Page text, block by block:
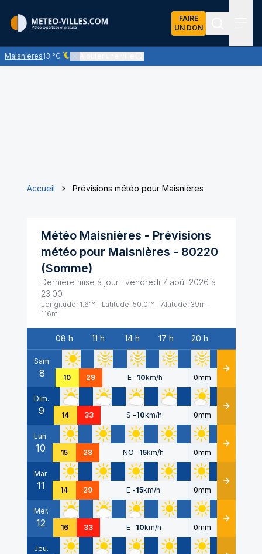
FAIRE
UN DON
Maisnières13 °C
Ciel dégagé - quasiment pas de nuages
Accueil Prévisions météo pour Maisnières
Météo Maisnières - Prévisions
météo pour Maisnières - 80220
(Somme)
Dernière mise à jour : vendredi 7 août 2026 à
23:00
Longitude: 1.61° - Latitude: 50.01° - Altitude: 39m -
116m
Date
08 h 11 h 14 h 17 h 20 h
Sam.
8 10 29 E -10km/h 0mm Détails
Dim.
9 14 33 S -10km/h 0mm Détails
Lun.
10 15 28 NO -15km/h 0mm Détails
Mar.
11 14 29 E -15km/h 0mm Détails
Mer.
12 16 33 E -10km/h 0mm Détails
Jeu.